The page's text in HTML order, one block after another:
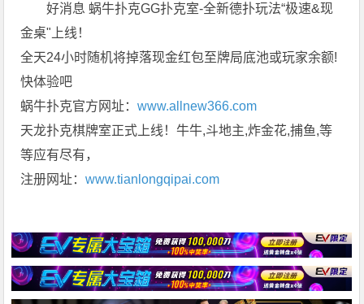
好消息 蜗牛扑克GG扑克室-全新德扑玩法“极速&现
金桌"上线！
全天24小时随机将掉落现金红包至牌局底池或玩家余额!
快体验吧
蜗牛扑克官方网址：www.allnew366.com
天龙扑克棋牌室正式上线！牛牛,斗地主,炸金花,捕鱼,等
等应有尽有，
注册网址：www.tianlongqipai.com